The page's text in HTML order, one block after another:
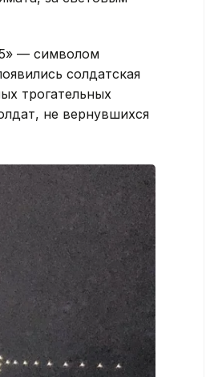
— символом
солдатская
трогательных
не вернувшихся